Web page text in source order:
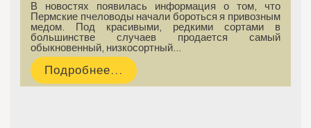
В новостях появилась информация о том, что
Пермские пчеловоды начали бороться я привозным
медом. Под красивыми, редкими сортами в
большинстве случаев продается самый
обыкновенный, низкосортный…
Подробнее...